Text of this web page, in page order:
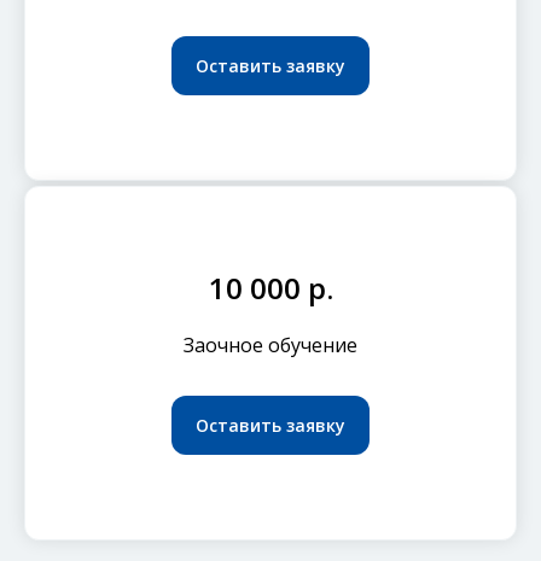
Оставить заявку
10 000 р.
Заочное обучение
Оставить заявку